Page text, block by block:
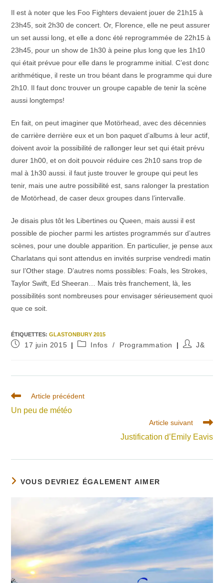
Il est à noter que les Foo Fighters devaient jouer de 21h15 à
23h45, soit 2h30 de concert. Or, Florence, elle ne peut assurer
un set aussi long, et elle a donc été reprogrammée de 22h15 à
23h45, pour un show de 1h30 à peine plus long que les 1h10
qui était prévue pour elle dans le programme initial. C’est donc
arithmétique, il reste un trou béant dans le programme qui dure
2h10. Il faut donc trouver un groupe capable de tenir la scène
aussi longtemps!
En fait, on peut imaginer que Motörhead, avec des décennies
de carrière derrière eux et un bon paquet d’albums à leur actif,
doivent avoir la possibilité de rallonger leur set qui était prévu
durer 1h00, et on doit pouvoir réduire ces 2h10 sans trop de
mal à 1h30 aussi. il faut juste trouver le groupe qui peut les
tenir, mais une autre possibilité est, sans ralonger la prestation
de Motörhead, de caser deux groupes dans l’intervalle.
Je disais plus tôt les Libertines ou Queen, mais aussi il est
possible de piocher parmi les artistes programmés sur d’autres
scènes, pour une double apparition. En particulier, je pense aux
Charlatans qui sont attendus en invités surprise vendredi matin
sur l’Other stage. D’autres noms possibles: Foals, les Strokes,
Taylor Swift, Ed Sheeran… Mais très franchement, là, les
possibilités sont nombreuses pour envisager sérieusement quoi
que ce soit.
ÉTIQUETTES:GLASTONBURY 2015
Publication
17 juin 2015
PostInfos / Programmation
Auteur/
J&
Read
articles
Article précédent
Un peu de météo
Article suivant
Justification d’Emily Eavis
VOUS DEVRIEZ ÉGALEMENT AIMER